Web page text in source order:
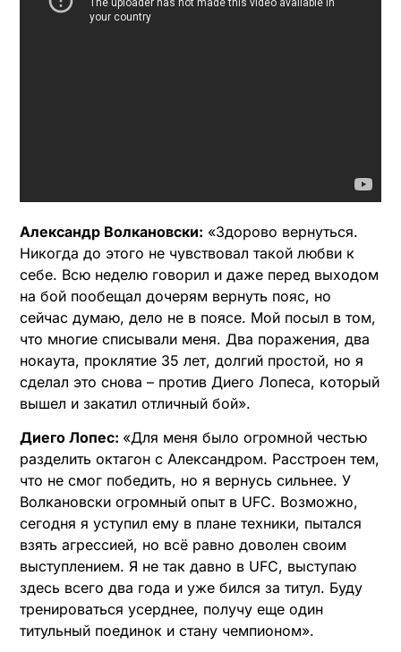
Александр Волкановски: «Здорово вернуться.
Никогда до этого не чувствовал такой любви к
себе. Всю неделю говорил и даже перед выходом
на бой пообещал дочерям вернуть пояс, но
сейчас думаю, дело не в поясе. Мой посыл в том,
что многие списывали меня. Два поражения, два
нокаута, проклятие 35 лет, долгий простой, но я
сделал это снова – против Диего Лопеса, который
вышел и закатил отличный бой».​
Диего Лопес: «Для меня было огромной честью
разделить октагон с Александром. Расстроен тем,
что не смог победить, но я вернусь сильнее. У
Волкановски огромный опыт в UFC. Возможно,
сегодня я уступил ему в плане техники, пытался
взять агрессией, но всё равно доволен своим
выступлением. Я не так давно в UFC, выступаю
здесь всего два года и уже бился за титул. Буду
тренироваться усерднее, получу еще один
титульный поединок и стану чемпионом».​